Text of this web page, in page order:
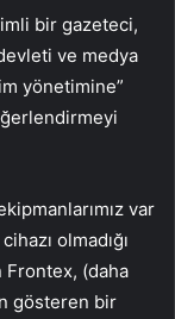
bir gazeteci,
ve medya
yönetimine”
var
olmadığı
Frontex, (daha
gösteren bir